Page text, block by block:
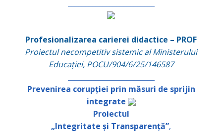
Profesionalizarea carierei didactice – PROF
Proiectul necompetitiv sistemic al Ministerului
Educației, POCU/904/6/25/146587
Prevenirea corupției prin măsuri de sprijin
integrate
Proiectul
„Integritate și Transparență”,